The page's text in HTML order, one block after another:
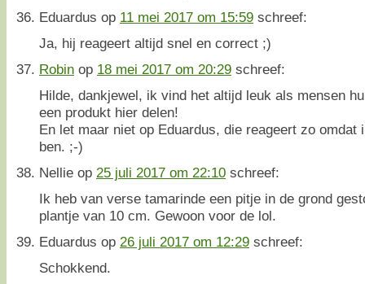
Eduardus op 11 mei 2017 om 15:59 schreef:
Ja, hij reageert altijd snel en correct ;)
Robin op 18 mei 2017 om 20:29 schreef:
Hilde, dankjewel, ik vind het altijd leuk als mensen
een produkt hier delen!
En let maar niet op Eduardus, die reageert zo omdat
ben. ;-)
Nellie op 25 juli 2017 om 22:10 schreef:
Ik heb van verse tamarinde een pitje in de grond
plantje van 10 cm. Gewoon voor de lol.
Eduardus op 26 juli 2017 om 12:29 schreef:
Schokkend.